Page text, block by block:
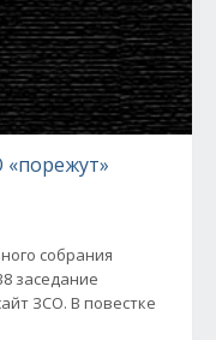
«порежут»
собрания
заседание
ЗСО. В повестке